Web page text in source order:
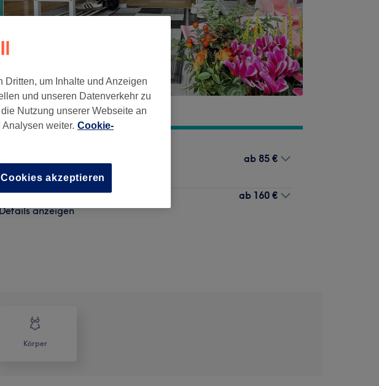
ab 85 €
anzeigen
ab 160 €
Körper
um Inhalte und Anzeigen
und unseren Datenverkehr zu
Nutzung unserer Webseite an
weiter. Cookie-
akzeptieren